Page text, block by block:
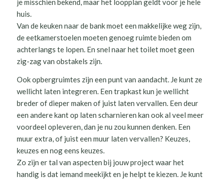
je misschien bekend, maar het loopplan geldt voor je hele
huis.
Van de keuken naar de bank moet een makkelijke weg zijn,
de eetkamerstoelen moeten genoeg ruimte bieden om
achterlangs te lopen. En snel naar het toilet moet geen
zig-zag van obstakels zijn.
Ook opbergruimtes zijn een punt van aandacht. Je kunt ze
wellicht laten integreren. Een trapkast kun je wellicht
breder of dieper maken of juist laten vervallen. Een deur
een andere kant op laten scharnieren kan ook al veel meer
voordeel opleveren, dan je nu zou kunnen denken. Een
muur extra, of juist een muur laten vervallen? Keuzes,
keuzes en nog eens keuzes.
Zo zijn er tal van aspecten bij jouw project waar het
handig is dat iemand meekijkt en je helpt te kiezen. Je kunt